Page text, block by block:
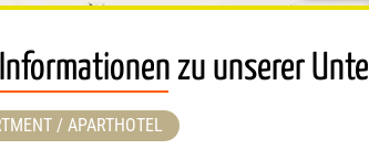
zu unserer
/ APARTHOTEL